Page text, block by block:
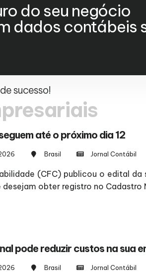
do seu negócio
dados contábeis
sucesso!
até o próximo dia 12
Brasil Jornal Contábil
(CFC) publicou o edital
obter registro no Cadastro
pode reduzir custos na sua
Brasil Jornal Contábil